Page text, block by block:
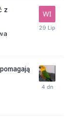
z